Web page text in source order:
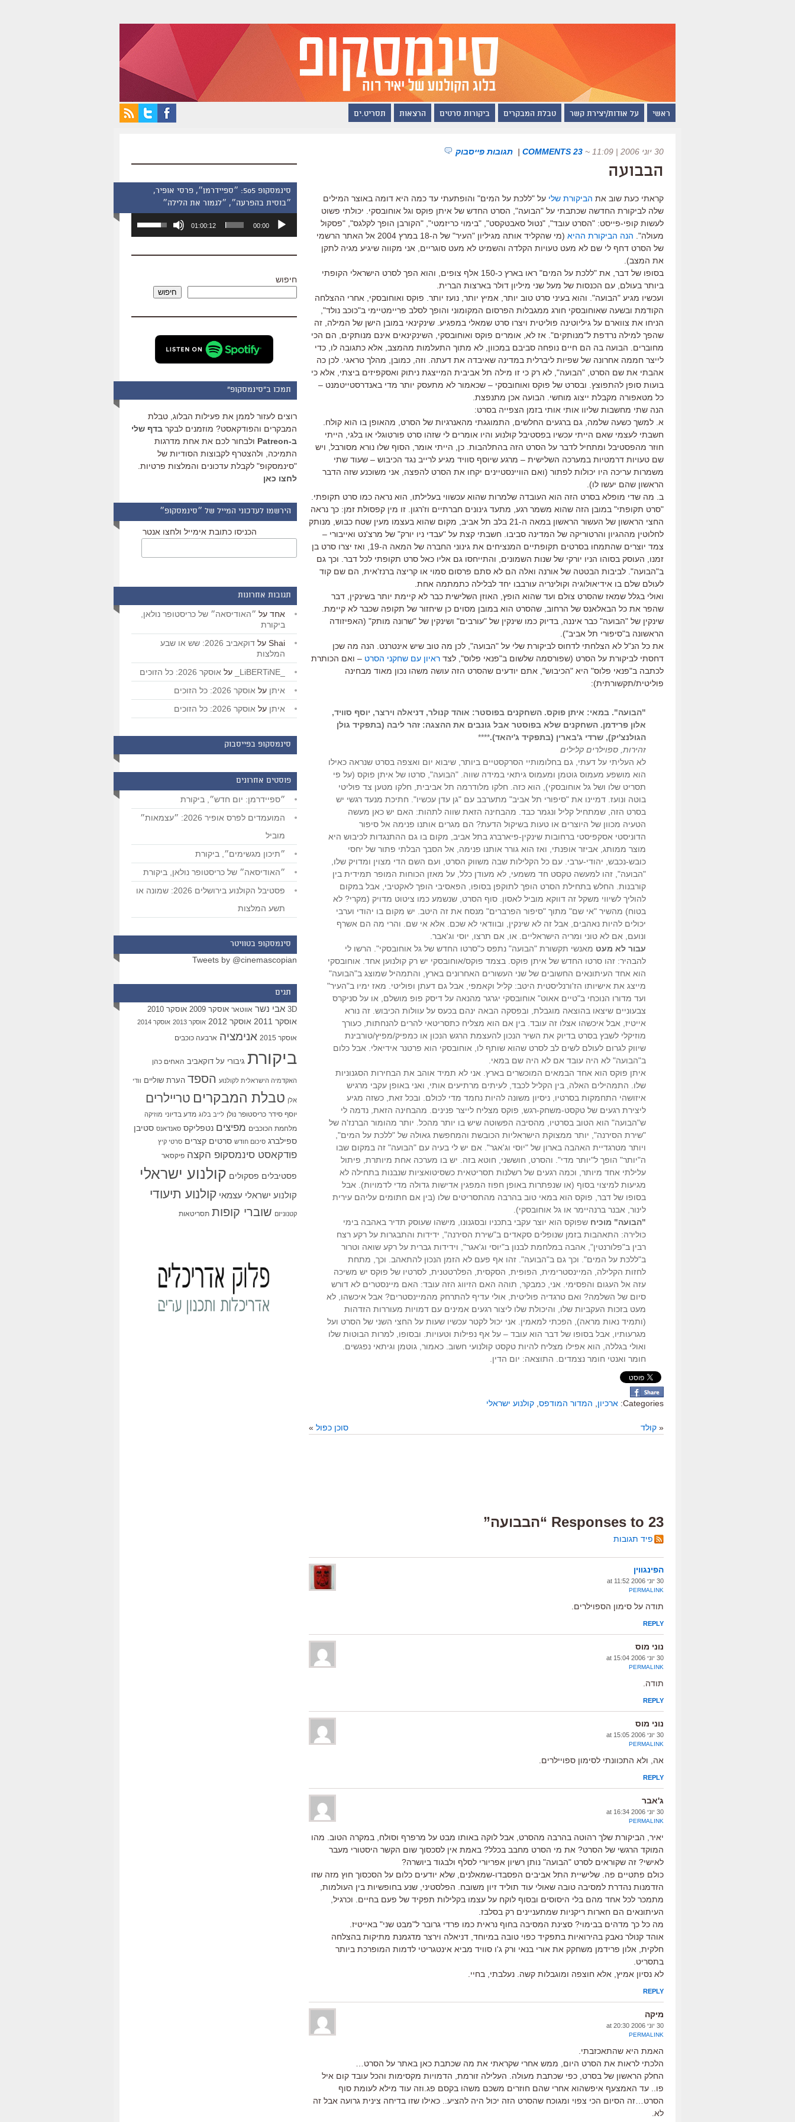
ראשי על אודות/יצירת קשר טבלת המבקרים ביקורות סרטים הרצאות תסריט.ים
30 יוני 2006 | 11:09 ~
23 COMMENTS
| תגובות פייסבוק
הבבועה
קראתי כעת שוב את הביקורת שלי על "ללכת על המים" והופתעתי עד כמה היא דומה באוצר המילים
שלה לביקורת החדשה שכתבתי על "הבועה", הסרט החדש של איתן פוקס וגל אוחובסקי. יכולתי פשוט
לעשות קופי-פייסט: "הסרט עובד", "נטול סאבטקסט", "בימוי כריזמטי", "הקורבן הופך לקלגס", "פסקול
מעולה". הנה הביקורת ההיא
(מי שהקליד אותה מגיליון "העיר" של ה-18 במרץ 2004 אל האתר הרשמי
של הסרט דחף לי שם לא מעט טעויות הקלדה והשמיט לא מעט סוגריים, אני מקווה שיגיע מגיה לתקן
את המצב).
בסופו של דבר, את "ללכת על המים" ראו בארץ כ-150 אלף צופים, והוא הפך לסרט הישראלי הקופתי
ביותר בעולם, עם הכנסות של מעל שני מיליון דולר בארצות הברית.
ועכשיו מגיע "הבועה". והוא בעיני סרט טוב יותר, אמיץ יותר, נועז יותר. פוקס ואוחובסקי, אחרי ההצלחה
הקודמת ובשעה שאוחובסקי חורג ממגבלות הפרסום המקומוני והופך לסלב פריימטיימי ב"כוכב נולד",
הניחו את צווארם על גיליוטינה פוליטית ויצרו סרט שמאלי במפגיע. שינקינאי במובן הישן של המילה, זה
שהפך למילה נרדפת ל"מנותקים". אז לא, אומרים פוקס ואוחובסקי, השינקינאים אינם מנותקים, הם הכי
מחוברים. הבועה בה הם חיים נופחה סביבם במכוון, לא מתוך התעלמות מהמצב, אלא כתגובה לו, כדי
לייצר חממה אחרונה של שפיות ליברלית במדינה שאיבדה את דעתה. וזה, כמובן, מהלך טראגי. לכן כה
אהבתי את שם הסרט, "הבועה", לא רק כי זו מילה תל אביבית המייצגת ניתוק ואסקפיזים ביצתי, אלא כי
בועות סופן להתפוצץ. ובסרט של פוקס ואוחובסקי – שכאמור לא מתעסק יותר מדי באנדרסטייטמנט –
כל מטאפורה מקבלת ייצוג מוחשי. הבועה אכן מתנפצת.
הנה שתי מחשבות שליוו אותי אותי בזמן הצפייה בסרט:
א. למשך כשעה שלמה, גם ברגעים החלשים, התמוגגתי מהאנרגיות של הסרט, מהאופן בו הוא קולח.
חשבתי לעצמי שאם הייתי עכשיו בפסטיבל קולנוע והיו אומרים לי שזהו סרט פורטוגלי או בלגי, הייתי
חוזר מהפסטיבל ומתחיל לדבר על הסרט הזה בהתלהבות. כן, הייתי אומר, הסוף שלו נורא מסורבל, ויש
שם טעויות דרמטיות במערכה השלישית – מרגע שיוסף סוויד מגיע לרייב נגד הכיבוש – שעוד שתי
משמרות עריכה היו יכולות לפתור (ואם הוויינסטיינים יקחו את הסרט להפצה, אני משוכנע שזה הדבר
הראשון שהם יעשו לו).
ב. מה שדי מופלא בסרט הזה הוא העובדה שלמרות שהוא עכשווי בעלילתו, הוא נראה כמו סרט תקופתי.
"סרט תקופתי" במובן הזה שהוא משמר רגע, מתעד גינונים חברתיים וז'רגון. זו מין קפסולת זמן: כך נראה
החצי הראשון של העשור הראשון במאה ה-21 בלב תל אביב, מקום שהוא בעצמו מעין שטח כבוש, מנותק
לחלוטין מההגיון והרטוריקה של המדינה סביבו. חשבתי קצת על "עבדי ניו יורק" של מרצ'נט ואייבורי –
צמד יוצרים שהתמחו בסרטים תקופתיים המנציחים את גינוני החברה של המאה ה-19, ואז יצרו סרט בן
זמנו, העוסק בסוהו הניו יורקי של שנות השמונים, והתייחסו גם אליו כאל סרט תקופתי לכל דבר. וכך גם
ב"הבועה". לביבות הבטטה של אורנה ואלה הם לא סתם פרסום סמוי או קריצה ברנז'אית, הם שם קוד
לעולם שלם בו אידיאולוגיה וקולינריה עורבבו יחד לבלילה כתמתמה אחת.
ואולי בגלל שמאז שהסרט צולם ועד שהוא הופץ, האוזן השלישית כבר לא קיימת יותר בשינקין, דבר
שהפר את כל הבאלאנס של הרחוב, שהסרט הוא במובן מסוים כן שיחזור של תקופה שכבר לא קיימת.
שינקין של "הבועה" כבר איננה, בדיוק כמו שינקין של "עורבים" ושינקין של "שרונה מותק" (האפיזודה
הראשונה ב"סיפורי תל אביב").
את כל הנ"ל לא הצלחתי לדחוס לביקורת שלי על "הבועה", לכן מה טוב שיש אינטרנט. הנה מה שכן
דחסתי לביקורת על הסרט (שפורסמה שלשום ב"פנאי פלוס", לצד ראיון עם שחקני הסרט – ואם הכותרת
לכתבה ב"פנאי פלוס" היא "הכיבוש", אתם יודעים שהסרט הזה עושה משהו נכון מאוד מבחינה
פוליטית/תקשורתית):
"הבועה". במאי: איתן פוקס. השחקנים בפוסטר: אוהד קנולר, דניאלה וירצר, יוסף סוויד,
אלון פרידמן. השחקנים שלא בפוסטר אבל גונבים את ההצגה: זהר ליבה (בתפקיד גולן
הגולנצ'יק), שרדי ג'בארין (בתפקיד ג'יהאד).****
זהירות, ספוילרים קלילים
לא העליתי על דעתי, גם בחלומותיי הסרקסטיים ביותר, שיבוא יום ואצפה בסרט שנראה כאילו
הוא מושפע מעמוס גוטמן ומעמוס גיתאי במידה שווה. "הבועה", סרטו של איתן פוקס (על פי
תסריט שלו ושל גל אוחובסקי), הוא כזה. חלקו מלודרמה תל אביבית, חלקו מטען צד פוליטי
בוטה ונועז. דמיינו את "סיפורי תל אביב" מתערבב עם "גן עדן עכשיו". חתיכת מנעד רגשי יש
בסרט הזה, שמתחיל קליל ונגמר כבד. מהבחינה הזאת שווה לתהות: האם יש כאן מעשה
הטעיה מכוון של היוצרים או טעות בשיקול הדעת? הם מגרים אותנו פנימה אל סיפור
הדוניסטי אסקפיסטי ברחובות שינקין-פיארברג בתל אביב, מקום בו גם ההתנגדות לכיבוש היא
מוצר ממותג, אביזר אופנתי, ואז הוא גורר אותנו פנימה, אל הסבך הבלתי פתור של יחסי
כובש-נכבש, יהודי-ערבי. עם כל הקלילות שבה משווק הסרט, ועם השם הדי מצוין ומדויק שלו,
"הבועה", זהו למעשה טקסט חד משמעי, לא מעודן כלל, על מאזן הכוחות המופר תמידית בין
קורבנות. החלש בתחילת הסרט הופך לתוקפן בסופו, הפאסיבי הופך לאקטיבי, אבל במקום
להוליך לשיווי משקל זה דווקא מוביל לאסון. סוף הסרט, שנשמע כמו ציטוט מדויק (מקרי? לא
בטוח) מהשיר "אי שם" מתוך "סיפור הפרברים" מנסח את זה היטב. יש מקום בו יהודי וערבי
יכולים להיות נאהבים, אבל זה לא שינקין, ובוודאי לא שכם. אלא אי שם. והרי מה הם אשרף
ונועם, אם לא טוני ומריה הישראליים. או, אם תרצו, יוסי וג'אבר.
עבור לא מעט מאנשי תקשורת "הבועה" נתפס כ"סרטו החדש של גל אוחובסקי". הרשו לי
להבהיר: זהו סרטו החדש של איתן פוקס. בצמד פוקס/אוחובסקי יש רק קולנוען אחד. אוחובסקי
הוא אחד העיתונאים החשובים של שני העשורים האחרונים בארץ, והתמהיל שמוצג ב"הבועה"
מייצג את אישיותו הז'ורנליסטית היטב: קליל וקאמפי, אבל גם דעתן ופוליטי. מאז ימיו ב"העיר"
ועד מדורו הנוכחי ב"טיים אאוט" אוחובסקי יגרגר מהנאה על דיסק פופ מושלם, או על סניקרס
צבעוניים שיצאו בהוצאה מוגבלת, ובפסקה הבאה ינהם בכעס על עוולות הכיבוש. זה נורא
אייטיז, אבל איכשהו אצלו זה עובד. בין אם הוא מצליח כתסריטאי להרים להנחתות, כעורך
מוזיקלי לשבץ בסרט בדיוק את השיר הנכון להעצמת הרגש הנכון או כמפיק/מפיץ/טורבינת
שיווק לגרום לעולם לשים לב לסרט שהוא שותף לו, אוחובסקי הוא פרטנר אידיאלי. אבל כלום
ב"הבועה" לא היה עובד אם לא היה שם במאי.
איתן פוקס הוא אחד הבמאים המוכשרים בארץ. אני לא תמיד אוהב את הבחירות הסגנוניות
שלו. התמהילים האלה, בין הקליל לכבד, לעיתים מרתיעים אותי, ואני באופן עקבי מרגיש
איזושהי התחמקות בסרטיו, ניסיון משונה להיות נחמד מדי לכולם. ובכל זאת, כשזה מגיע
ליצירת רגעים של טקסט-משחק-רגש, פוקס מצליח לייצר פנינים. מהבחינה הזאת, נדמה לי
ש"הבועה" הוא הטוב בסרטיו, מהסיבה הפשוטה שיש בו יותר מהכל. יותר מהומור הברנז'ה של
"שירת הסירנה", יותר ממצוקת הישראליות הכובשת והמחפשת גאולה של "ללכת על המים",
ויותר מטרגדיית האהבה בארון של "יוסי וג'אגר". אם יש לי בעיה עם "הבועה" זה במקום שבו
ה"יותר" הופך ל"יותר מדי". והסרט, חוששני, חוטא בזה. יש בו מערכה אחת מיותרת, פיתול
עלילתי אחד מיותר, וכמה רגעים של רשלנות תסריטאית כשסיטואציות שנבנות בתחילה לא
מגיעות למיצוי בסוף (או שנפתרות באופן חפוז המפגין אדישות גדולה מדי לדמויות). אבל
בסופו של דבר, פוקס הוא במאי טוב בהרבה מהתסריטים שלו (בין אם חתומים עליהם עירית
לינור, אבנר ברנהיימר או גל אוחובסקי).
"הבועה" מוכיח שפוקס הוא יוצר עקבי בתכניו ובסגנונו, מישהו שעוסק תדיר באהבה בימי
כולירה: התאהבות בזמן שנופלים סקאדים ב"שירת הסירנה", ידידות והתבגרות על רקע רצח
רבין ב"פלורנטין", אהבה במלחמת לבנון ב"יוסי וג'אגר", וידידות גברית על רקע שואה וטרור
ב"ללכת על המים". וכך גם ב"הבועה". זהו אף פעם לא הזמן הנכון להתאהב. וכך, מתחת
לחזות הקלילה, המיינסטרימית, הפופית, הסקסית, הפלרטטנית, לסרטיו של פוקס יש משיכה
עזה אל העגום והפסימי. אני, כמבקר, תוהה האם הזיווג הזה עובד: האם מיינסטרים לא דורש
סיום של השלמה? ואם טרגדיה פוליטית, אולי עדיף להתרחק מהמיינסטרים? אבל איכשהו, לא
מעט בזכות העקביות שלו, והיכולת שלו ליצור רגעים אמינים עם דמויות מעוררות הזדהות
(ותמיד נאות מראה), הפכתי למאמין. אני יכול לקטר עכשיו שעות על החצי השני של הסרט ועל
מגרעותיו, אבל בסופו של דבר הוא עובד – על אף נפילות וטעויות. ובסופו, למרות הבוטות שלו
ואולי בגללה, הוא אפילו מצליח להיות טקסט קולנועי חשוב. כאמור, גוטמן וגיתאי נפגשים.
חומר ואנטי חומר נצמדים. התוצאה: יום הדין.
Categories: ארכיון המדור המודפס קולנוע ישראלי
« קולד סוכן כפול »
23 Responses to “הבבועה”
פיד תגובות
הפינגווין
30 יוני 2006 at 11:52
PERMALINK
תודה על סימון הספוילרים.
REPLY
נוני מוס
30 יוני 2006 at 15:04
PERMALINK
תודה.
REPLY
נוני מוס
30 יוני 2006 at 15:05
PERMALINK
אה, ולא התכוונתי לסימון ספויילרים.
REPLY
ג'אבר
30 יוני 2006 at 16:34
PERMALINK
יאיר, הביקורת שלך רהוטה בהרבה מהסרט, אבל לוקה באותו מבט על מרפרף וסולח, במקרה הטוב. מהו
המוקד הרגשי של הסרט? את מי הסרט מחבב בכלל? באמת אין לסכסוך שום הקשר היסטורי מעבר
לאישי? זה שקוראים לסרט "הבועה" נותן רשיון אפריורי לסלף ולבגוד ביושרה?
כולם פתטיים פה. שלישיית התל אביבים הפסבדו-שמאלנים, שלא יודעים כלום על הסכסוך חוץ מזה שזו
הזדמנות נהדרת למסיבה טובה שאולי עוד תוליד זיון משובח. הפלסטיני, שנע בחופשיות בין העולמות,
מתמכר לכל אחד מהם בלי היסוסים ובסוף לוקח על עצמו בקלילות תפקיד של פעם בחיים. וכרגיל,
העיתונאים הם חארות ריקניות שמתעניינים רק בסלבז.
מה כל כך מדהים בבימוי? סצינת המסיבה בחוף נראית כמו פרדי גרובר ל"מבט שני" באייטיז.
אוהד קנולר נאבק בהירואיות בתפקיד כפוי טובה במיוחד, דניאלה וירצר מדגמנת מתיקות בהצלחה
חלקית, אלון פרידמן משחקק את אורי בנאי ורק ג'ו סוויד מביא אינטגריטי לדמות המופרכת ביותר
בתסריט.
לא נסיון אמיץ, אלא חוצפה ומוגבלות קשה. נעלבתי, בחיי.
REPLY
מיקה
30 יוני 2006 at 20:30
PERMALINK
האמת היא שהתאכזבתי.
הלכתי לראות את הסרט היום, ממש אחרי שקראתי את מה שכתבת כאן באתר על הסרט…
החלק הראשון של בסרט, כפי שכתבת מעולה. העלילה זורמת, הדמויות מקסימות והכל עובד קום איל
פו.. עד האמצעף איפשהוא אחרי שהם חוזרים משכם משהו בקסם פג.וזה עוד מילא לעומת סוף
הסרט…זה הסיום הכי צפוי ומגוכח שהסרט הזה יכול היה להציע.. כאילו שזו בדיחה צינית גרועה אבל זה
לא.
סינמסקופ 505: ״ספיידרמן״, פרסי אופיר,
״בוסית בהפרעה״, ״לגמור את הלילה״
אודיו
00:00
01:00:12
השתמש
כדי
שמע.
חיפוש
חיפוש
תמכו ב"סינמסקופ"
רוצים לעזור לממן את פעילות הבלוג, טבלת
המבקרים והפודקאסט? מוזמנים לבקר בדף שלי
ב-Patreon
ולבחור לכם את אחת מדרגות
התמיכה, ולהצטרף לקבוצות הסודיות של
"סינמסקופ" לקבלת עדכונים והמלצות פרטיות.
לחצו כאן
הירשמו לעדכוני המייל של ״סינמסקופ״
הכניסו כתובת אימייל ולחצו אנטר
תגובות אחרונות
אחד על ״האודיסאה״ של כריסטופר נולאן,
ביקורת
Shai על
דוקאביב 2026: שש או שבע
המלצות
על אוסקר 2026: כל הזוכים
איתן על אוסקר 2026: כל הזוכים
איתן על אוסקר 2026: כל הזוכים
סינמסקופ בפייסבוק
פוסטים אחרונים
״ספיידרמן: יום חדש״, ביקורת
המועמדים לפרס אופיר 2026: ״עצמאות״
מוביל
״תיכון מגשימים״, ביקורת
״האודיסאה״ של כריסטופר נולאן, ביקורת
פסטיבל הקולנוע בירושלים 2026: שמונה או
תשע המלצות
סינמסקופ בטוויטר
Tweets by @cinemascopian
תגים
3D אבי נשר אווטאר אוסקר 2009 אוסקר 2010
אוסקר 2011 אוסקר 2012 אוסקר 2013 אוסקר 2014
אוסקר 2015 אנימציה ארבעה כוכבים
ביקורת גיבורי על דוקאביב האחים כהן
האקדמיה הישראלית לקולנוע הספד הערת שוליים וודי
אלן טבלת המבקרים טריילרים
יוסף סידר כריסטופר נולן לייב בלוג מדע בדיוני מוזיקה
מלחמת הכוכבים מפיצים נטפליקס סאנדאנס סטיבן
ספילברג סיכום חודש סרטים קצרים סרטי קיץ
פודקאסט סינמסקופ הקצה פיקסאר
פסטיבלים פסקולים קולנוע ישראלי
קולנוע ישראלי עצמאי קולנוע תיעודי
קטנוניזם שוברי קופות תסריטאות